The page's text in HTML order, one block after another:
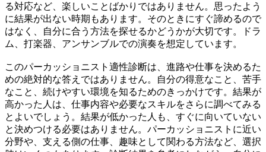
る対応など、楽しいことばかりではありません。思ったよう
に結果が出ない時期もあります。そのときにすぐ諦めるので
はなく、自分に合う方法を探せるかどうかが大切です。ドラ
ム、打楽器、アンサンブルでの演奏を想定しています。
このパーカッショニスト適性診断は、進路や仕事を決めるた
めの絶対的な答えではありません。自分の得意なこと、苦手
なこと、続けやすい環境を知るためのきっかけです。結果が
高かった人は、仕事内容や必要なスキルをさらに調べてみる
とよいでしょう。結果が低かった人も、すぐに向いていない
と決めつける必要はありません。パーカッショニストに近い
分野や、支える側の仕事、趣味として関わる方法など、選択